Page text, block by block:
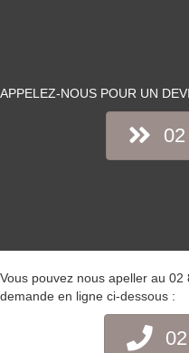
APPELEZ-NOUS POUR UN
Vous pouvez nous apeller au
demande en ligne ci-dessous :